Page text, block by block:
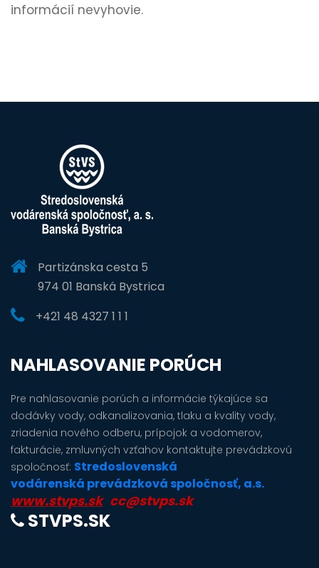
informácií nevyhovie.
Partizánska cesta 5
974 01 Banská Bystrica
+421 48 4327 1 1 1
NAHLASOVANIE PORÚCH
Pre nahlasovanie porúch a informácie týkajúce sa
dodávky vody, odkanalizovania, tlaku a kvality vody,
zriadenia nového odberu, prípojok a vodomerov,
fakturácie, zmluvných vzťahov kontaktujte prevádzkovú
spoločnosť: Stredoslovenská
vodárenská prevádzková spoločnosť, a.s.
www.stvps.sk cc@stvps.sk
STVPS.SK